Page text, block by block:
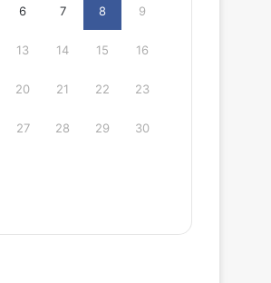
6 7 8 9
13 14 15 16
20 21 22 23
27 28 29 30